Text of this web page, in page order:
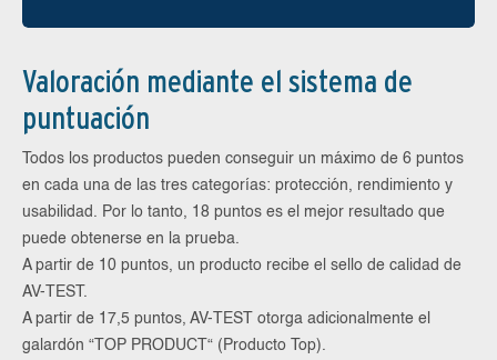
Valoración mediante el sistema de
puntuación
Todos los productos pueden conseguir un máximo de 6 puntos
en cada una de las tres categorías: protección, rendimiento y
usabilidad. Por lo tanto, 18 puntos es el mejor resultado que
puede obtenerse en la prueba.
A partir de 10 puntos, un producto recibe el sello de calidad de
AV-TEST.
A partir de 17,5 puntos, AV-TEST otorga adicionalmente el
galardón “TOP PRODUCT“ (Producto Top).